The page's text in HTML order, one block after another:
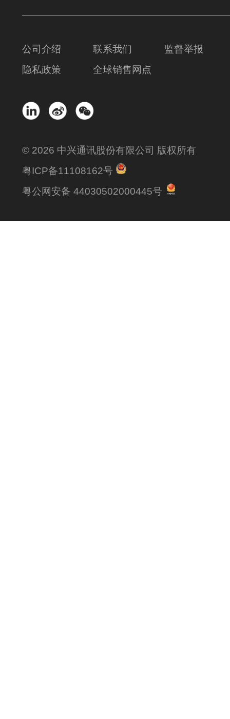
公司介绍 联系我们
监督举报
隐私政策
全球销售网点
© 2026 中兴通讯股份有限公司 版权所有
粤ICP备11108162号
粤公网安备 44030502000445号